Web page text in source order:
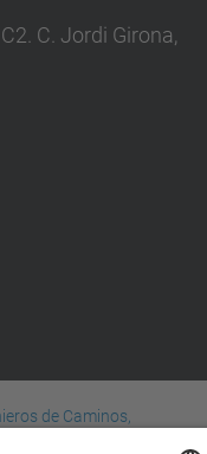
C. Jordi Girona,
de Caminos,